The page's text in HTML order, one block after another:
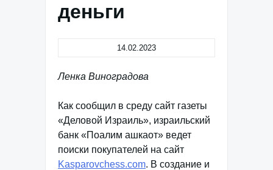
деньги
14.02.2023
Ленка Виноградова
Как сообщил в среду сайт газеты
«Деловой Израиль», израильский
банк «Поалим ашкаот» ведет
поиски покупателей на сайт
Kasparovchess.com. В создание и